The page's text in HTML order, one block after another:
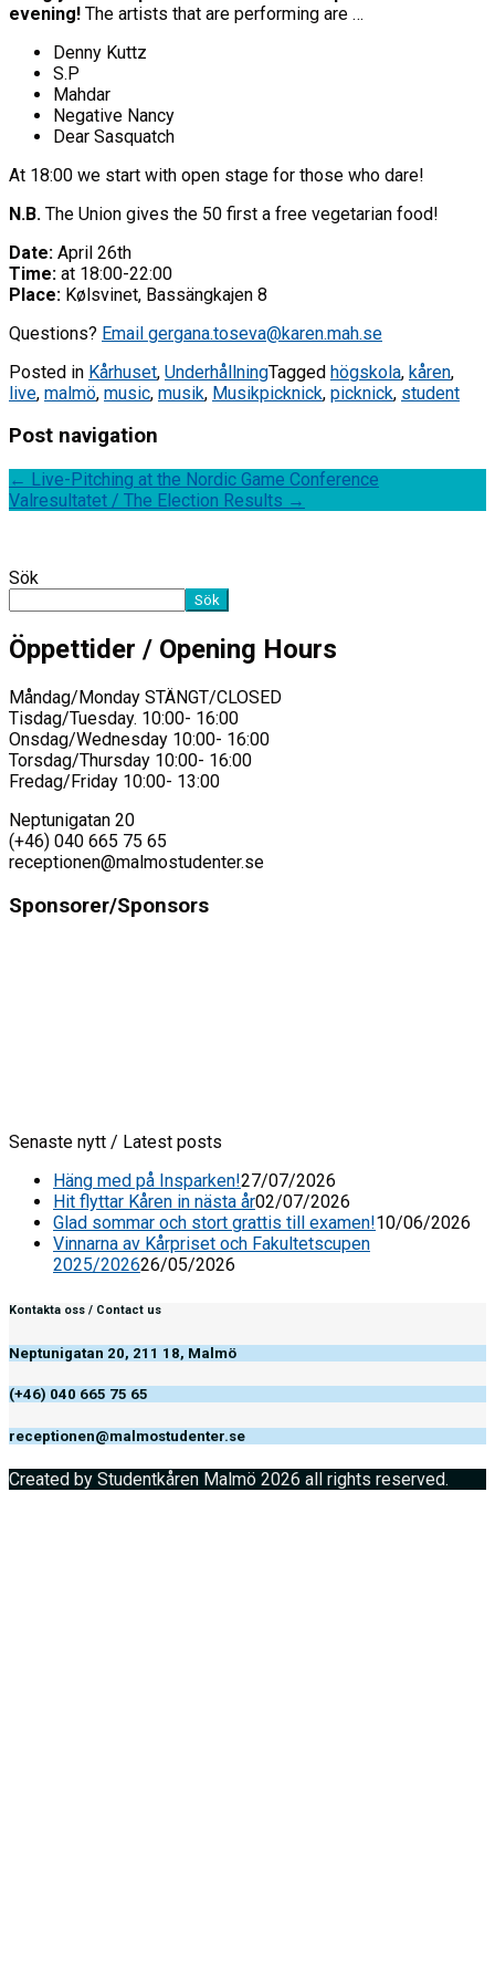
evening! The artists that are performing are …
Denny Kuttz
S.P
Mahdar
Negative Nancy
Dear Sasquatch
At 18:00 we start with open stage for those who dare!
N.B. The Union gives the 50 first a free vegetarian food!
Date: April 26th
Time: at 18:00-22:00
Place: Kølsvinet, Bassängkajen 8
Questions? Email gergana.toseva@karen.mah.se
Posted in Kårhuset, UnderhållningTagged högskola, kåren,
live, malmö, music, musik, Musikpicknick, picknick, student
Post navigation
← Live-Pitching at the Nordic Game Conference
Valresultatet / The Election Results →
Sök
Sök
Öppettider / Opening Hours
Måndag/Monday STÄNGT/CLOSED
Tisdag/Tuesday. 10:00- 16:00
Onsdag/Wednesday 10:00- 16:00
Torsdag/Thursday 10:00- 16:00
Fredag/Friday 10:00- 13:00
Neptunigatan 20
(+46) 040 665 75 65
receptionen@malmostudenter.se
Sponsorer/Sponsors
Senaste nytt / Latest posts
Häng med på Insparken!27/07/2026
Hit flyttar Kåren in nästa år02/07/2026
Glad sommar och stort grattis till examen!10/06/2026
Vinnarna av Kårpriset och Fakultetscupen
2025/202626/05/2026
Kontakta oss / Contact us
Neptunigatan 20, 211 18, Malmö
(+46) 040 665 75 65
receptionen@malmostudenter.se
Created by Studentkåren Malmö 2026 all rights reserved.